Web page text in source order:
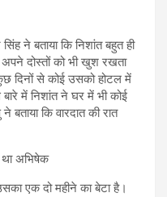
ने बताया कि निशांत बहुत ही
दोस्तों को भी खुश रखता
दिनों से कोई उसको होटल में
में निशांत ने घर में भी कोई
बताया कि वारदात की रात
था अभिषेक
एक दो महीने का बेटा है।